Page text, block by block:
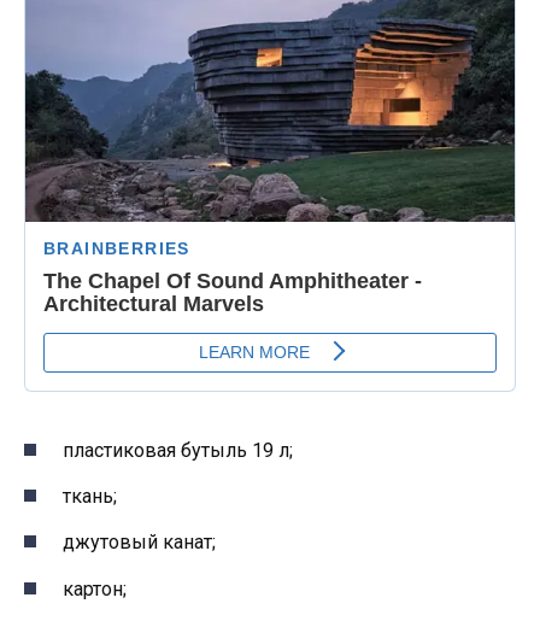
пластиковая бутыль 19 л;
ткань;
джутовый канат;
картон;